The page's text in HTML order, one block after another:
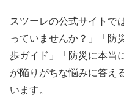
スツーレの公式サイトで
っていませんか？」「防
歩ガイド」「防災に本当
が陥りがちな悩みに答え
います。